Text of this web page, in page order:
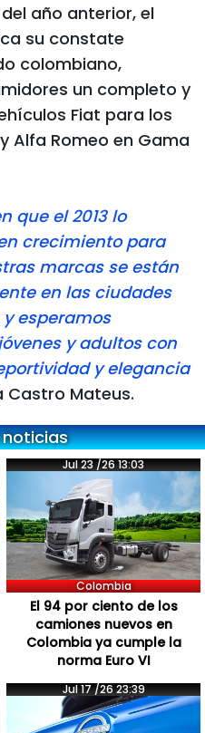
año anterior, el
su constate
colombiano,
un completo y
Fiat para los
Alfa Romeo en Gama
que el 2013 lo
crecimiento para
marcas se están
en las ciudades
esperamos
y adultos con
y elegancia
Castro Mateus.
Jul 23 /26 13:03
Colombia
El 94 por ciento de los
camiones nuevos en
Colombia ya cumple la
norma Euro VI
Jul 17 /26 23:39